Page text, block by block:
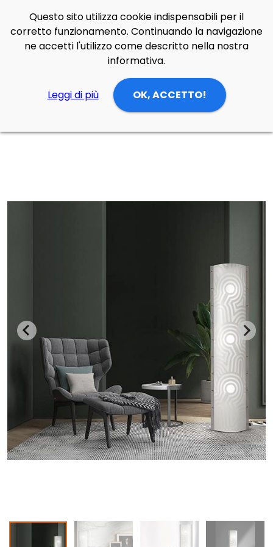
Side Navigation CercaContatti
Login
Prodotti Lampade Terra
zona notte
Lampada da terra Venti di Slamp in opalflex
Questo sito utilizza cookie indispensabili per il
corretto funzionamento. Continuando la navigazione
ne accetti l'utilizzo come descritto nella nostra
informativa.
Leggi di più OK, ACCETTO!